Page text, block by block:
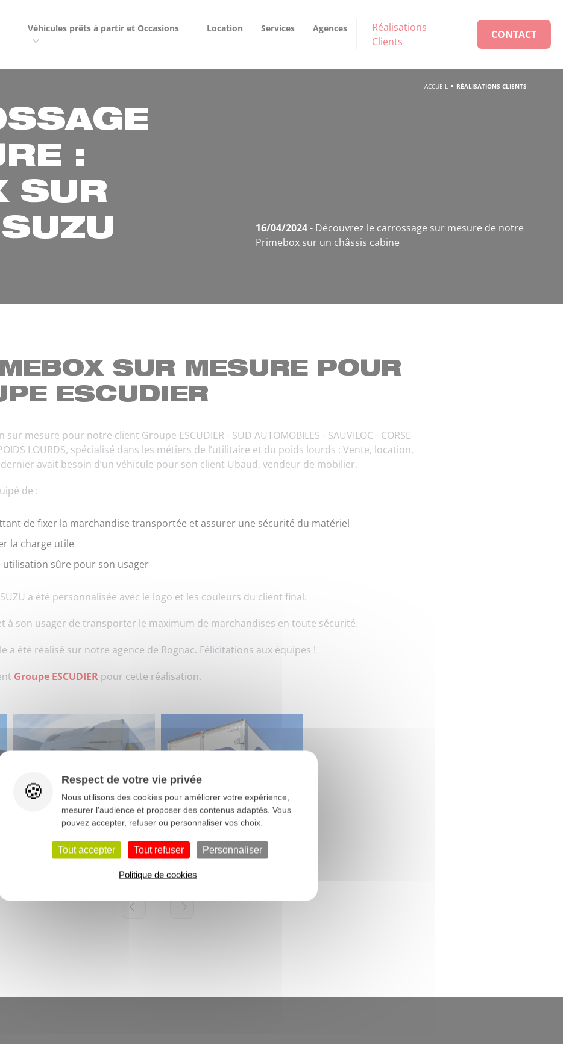
Véhicules prêts à partir et Occasions Location Services Agences
Réalisations
Clients
CONTACT
ACCUEIL RÉALISATIONS CLIENTS
:
SUR
16/04/2024- Découvrez le carrossage sur mesure de notre
Primebox sur un châssis cabine
SUR MESURE POUR
ESCUDIER
mesure pour notre client Groupe ESCUDIER - SUD AUTOMOBILES - SAUVILOC - CORSE
POIDS LOURDS, spécialisé dans les métiers de l’utilitaire et du poids lourds : Vente, location,
avait besoin d’un véhicule pour son client Ubaud, vendeur de mobilier.
de :
de fixer la marchandise transportée et assurer une sécurité du matériel
la charge utile
sûre pour son usager
a été personnalisée avec le logo et les couleurs du client final.
à son usager de transporter le maximum de marchandises en toute sécurité.
a été réalisé sur notre agence de Rognac. Félicitations aux équipes !
Groupe ESCUDIER pour cette réalisation.
Respect de votre vie privée
Nous utilisons des cookies pour améliorer votre expérience,
mesurer l'audience et proposer des contenus adaptés. Vous
pouvez accepter, refuser ou personnaliser vos choix.
Tout accepter Tout refuser Personnaliser
Politique de cookies